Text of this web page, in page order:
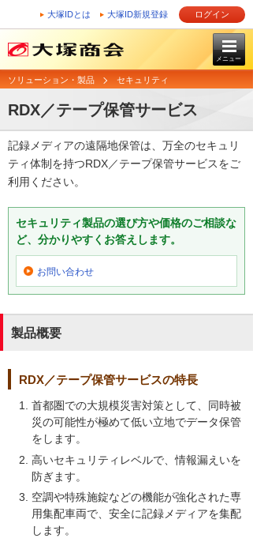
大塚IDとは 大塚ID新規登録 ログイン
メニュー
ソリューション・製品 セキュリティ
RDX／テープ保管サービス
記録メディアの遠隔地保管は、万全のセキュリ
ティ体制を持つRDX／テープ保管サービスをご
利用ください。
セキュリティ製品の選び方や価格のご相談な
ど、分かりやすくお答えします。
お問い合わせ
製品概要
RDX／テープ保管サービスの特長
首都圏での大規模災害対策として、同時被
災の可能性が極めて低い立地でデータ保管
をします。
高いセキュリティレベルで、情報漏えいを
防ぎます。
空調や特殊施錠などの機能が強化された専
用集配車両で、安全に記録メディアを集配
します。